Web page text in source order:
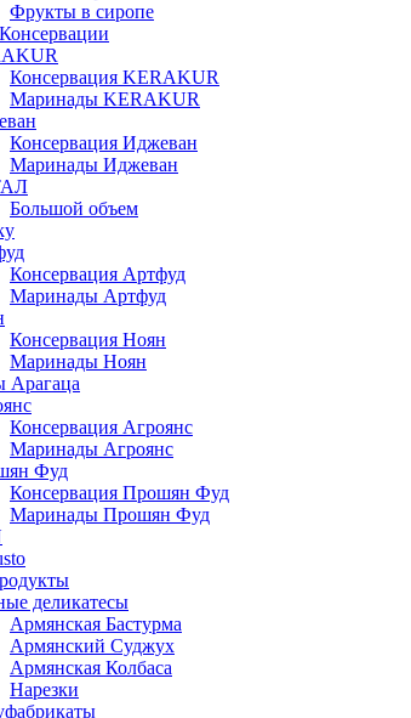
Фрукты в сиропе
Консервация KERAKUR
Маринады KERAKUR
Консервация Иджеван
Маринады Иджеван
Большой объем
Консервация Артфуд
Маринады Артфуд
Консервация Ноян
Маринады Ноян
Арагаца
Консервация Агроянс
Маринады Агроянс
Фуд
Консервация Прошян Фуд
Маринады Прошян Фуд
деликатесы
Армянская Бастурма
Армянский Суджух
Армянская Колбаса
Нарезки